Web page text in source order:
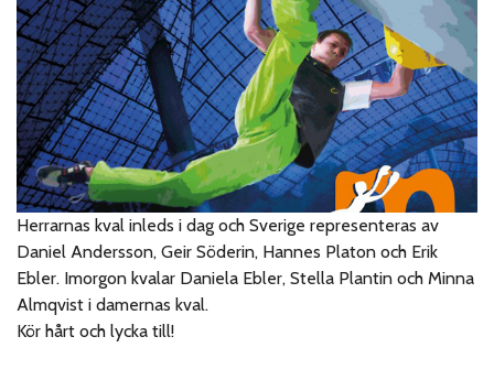
Herrarnas kval inleds i dag och Sverige representeras av
Daniel Andersson, Geir Söderin, Hannes Platon och Erik
Ebler. Imorgon kvalar Daniela Ebler, Stella Plantin och Minna
Almqvist i damernas kval.
Kör hårt och lycka till!